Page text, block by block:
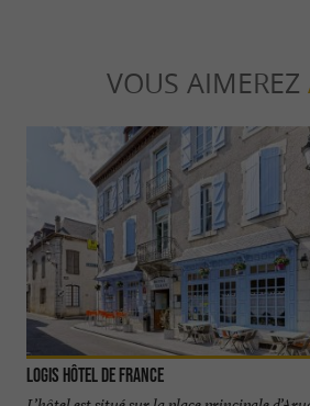
VOUS AIMEREZ
Logis Hôtel de France